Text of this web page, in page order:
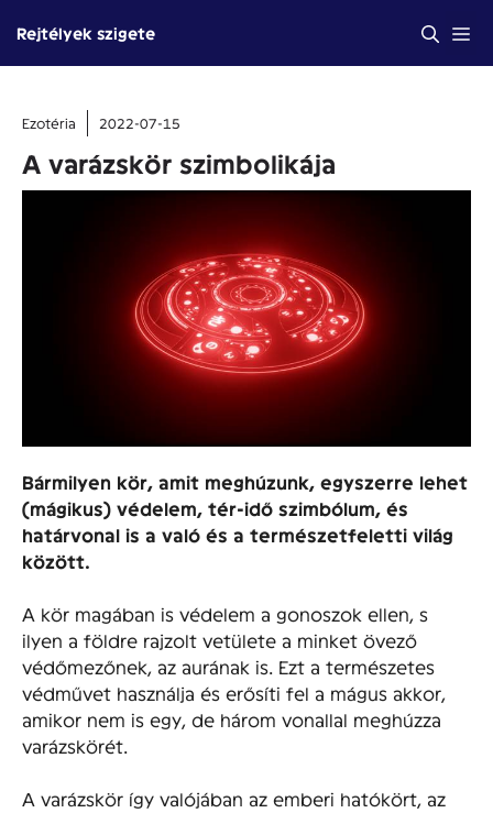
tartalomba
Rejtélyek szigete
Ezotéria 2022-07-15
A varázskör szimbolikája
Bármilyen kör, amit meghúzunk, egyszerre lehet
(mágikus) védelem, tér-idő szimbólum, és
határvonal is a való és a természetfeletti világ
között.
A kör magában is védelem a gonoszok ellen, s
ilyen a földre rajzolt vetülete a minket övező
védőmezőnek, az aurának is. Ezt a természetes
védművet használja és erősíti fel a mágus akkor,
amikor nem is egy, de három vonallal meghúzza
varázskörét.
A varázskör így valójában az emberi hatókört, az